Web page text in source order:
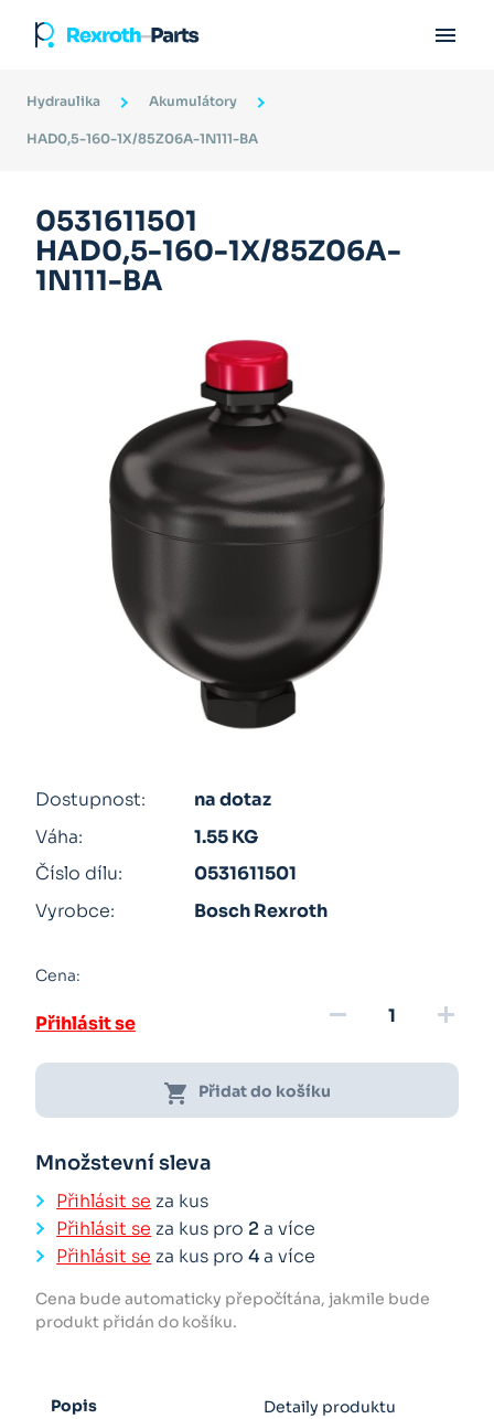

Hydraulika Akumulátory
HAD0,5-160-1X/85Z06A-1N111-BA
0531611501
HAD0,5-160-1X/85Z06A-
1N111-BA
Dostupnost:
na dotaz
Váha:
1.55 KG
Číslo dílu:
0531611501
Vyrobce:
Bosch Rexroth
Cena:
Přihlásit se remove add
shopping_cart Přidat do košíku
Množstevní sleva
Přihlásit se za kus
Přihlásit se za kus pro 2a více
Přihlásit se za kus pro4a více
Cena bude automaticky přepočítána, jakmile bude
produkt přidán do košíku.
Popis Detaily produktu